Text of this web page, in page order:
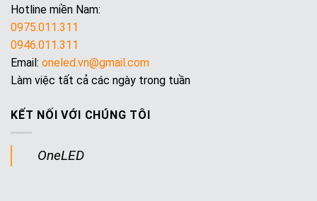
Hotline miền Nam:
0975.011.311
0946.011.311
Email: oneled.vn@gmail.com
Làm việc tất cả các ngày trong tuần
KẾT NỐI VỚI CHÚNG TÔI
OneLED